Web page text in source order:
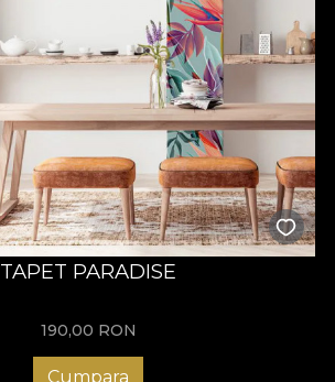
TAPET PARADISE
190,00 RON
Cumpara